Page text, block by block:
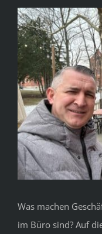
Was machen
im Büro sind? Auf